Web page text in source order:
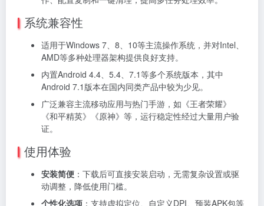
系统兼容性
适用于Windows 7、8、10等主流操作系统，并对Intel、
AMD等多种处理器架构提供良好支持。
内置Android 4.4、5.4、7.1等多个系统版本，其中
Android 7.1版本在国内同类产品中较为少见。
广泛兼容主流移动应用与热门手游，如《王者荣耀》
《和平精英》《原神》等，运行稳定性经过大量用户验
证。
使用体验
安装简便 ：下载后可直接安装启动，无需复杂设置或驱
动调整，降低使用门槛。
个性化选项 ：支持虚拟定位、自定义DPI、预装APK包等